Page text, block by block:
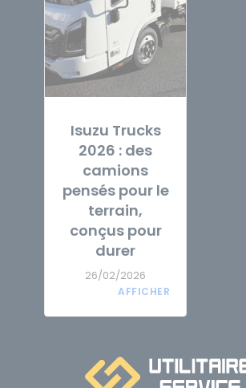
Isuzu Trucks
2026 : des
camions
pensés pour le
terrain,
conçus pour
durer
26/02/2026